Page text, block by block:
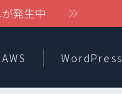
発生中
AWS WordPress